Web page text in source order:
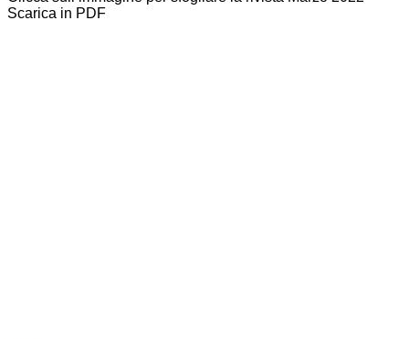
Scarica in PDF